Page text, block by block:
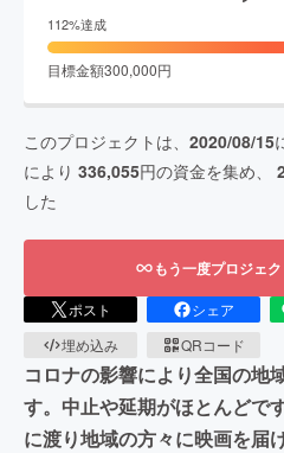
112%達成
目標金額300,000円
このプロジェクトは、 2020/08/15
により 336,055円の資金を集め、
した
もう一度プロジェ
ポスト シェア
埋め込み
QRコード
コロナの影響により全国の地
す。中止や延期がほとんどで
に渡り地域の方々に映画を届